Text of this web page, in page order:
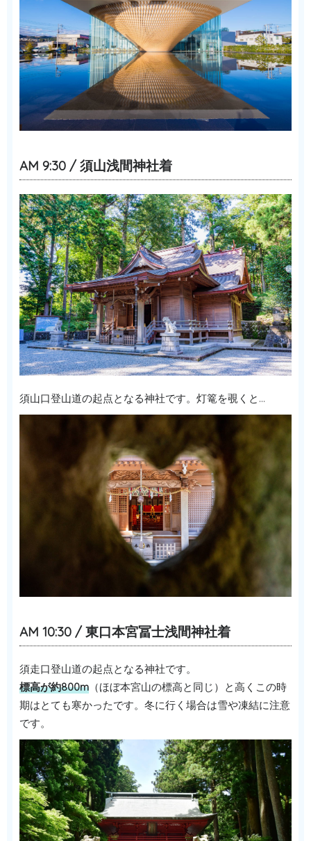
AM 9:30 / 須山浅間神社着
須山口登山道の起点となる神社です。灯篭を覗くと…
AM 10:30 / 東口本宮冨士浅間神社着
須走口登山道の起点となる神社です。
標高が約800m （ほぼ本宮山の標高と同じ）と高くこの時
期はとても寒かったです。冬に行く場合は雪や凍結に注意
です。